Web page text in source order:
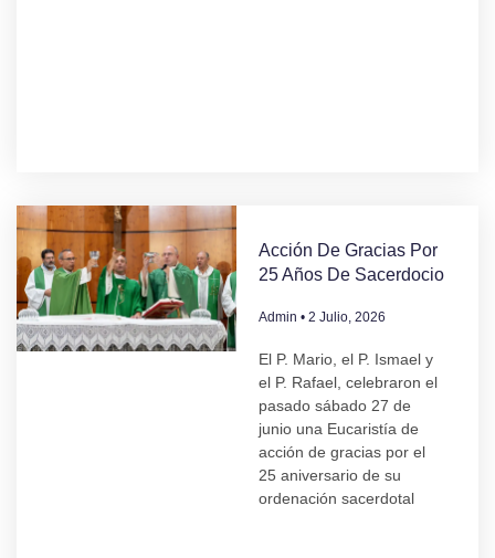
Acción De Gracias Por
25 Años De Sacerdocio
Admin 2 Julio, 2026
El P. Mario, el P. Ismael y
el P. Rafael, celebraron el
pasado sábado 27 de
junio una Eucaristía de
acción de gracias por el
25 aniversario de su
ordenación sacerdotal